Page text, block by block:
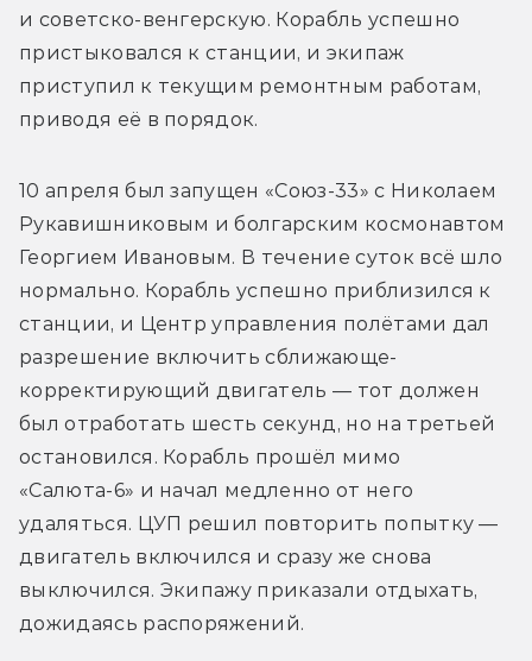
и советско-венгерскую. Корабль успешно
пристыковался к станции, и экипаж
приступил к текущим ремонтным работам,
приводя её в порядок.
10 апреля был запущен «Союз-33» с Николаем
Рукавишниковым и болгарским космонавтом
Георгием Ивановым. В течение суток всё шло
нормально. Корабль успешно приблизился к
станции, и Центр управления полётами дал
разрешение включить сближающе-
корректирующий двигатель — тот должен
был отработать шесть секунд, но на третьей
остановился. Корабль прошёл мимо
«Салюта-6» и начал медленно от него
удаляться. ЦУП решил повторить попытку —
двигатель включился и сразу же снова
выключился. Экипажу приказали отдыхать,
дожидаясь распоряжений.